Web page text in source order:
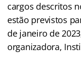
cargos descritos
estão previstos
de janeiro de
organizadora,